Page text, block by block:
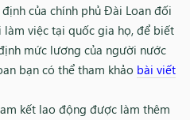
của chính phủ Đài Loan đối
việc tại quốc gia họ, để biết
mức lương của người nước
bạn có thể tham khảo bài viết
kết lao động được làm thêm